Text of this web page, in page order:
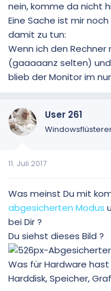
nein, komme da nicht
Eine Sache ist mir
damit zu tun:
Wenn ich den
(gaaaaanz selten)
blieb der Monitor im
User 261
11. Juli 2017
Was meinst Du mit
abgesicherten Modus
bei Dir ?
Du siehst dieses Bild ?
Was für Hardware hast
Harddisk, Speicher,